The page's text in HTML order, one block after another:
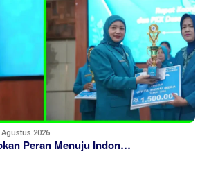
Agustus 2026
Peran Menuju Indon…